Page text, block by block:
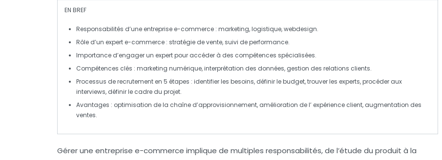
EN BREF
Responsabilités d’une entreprise e-commerce : marketing, logistique, webdesign.
Rôle d’un expert e-commerce : stratégie de vente, suivi de performance.
Importance d’engager un expert pour accéder à des compétences spécialisées.
Compétences clés : marketing numérique, interprétation des données, gestion des relations clients.
Processus de recrutement en 5 étapes : identifier les besoins, définir le budget, trouver les experts, procéder aux
interviews, définir le cadre du projet.
Avantages : optimisation de la chaîne d’approvisionnement, amélioration de l’ expérience client, augmentation des
ventes.
Gérer une entreprise e-commerce implique de multiples responsabilités, de l’étude du produit à la